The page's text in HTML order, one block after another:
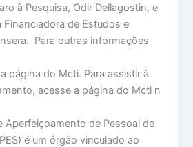
à Pesquisa, Odir Dellagostin, e
Financiadora de Estudos e
Para outras informações
página do Mcti. Para assistir à
acesse a página do Mcti n
Aperfeiçoamento de Pessoal de
é um órgão vinculado ao